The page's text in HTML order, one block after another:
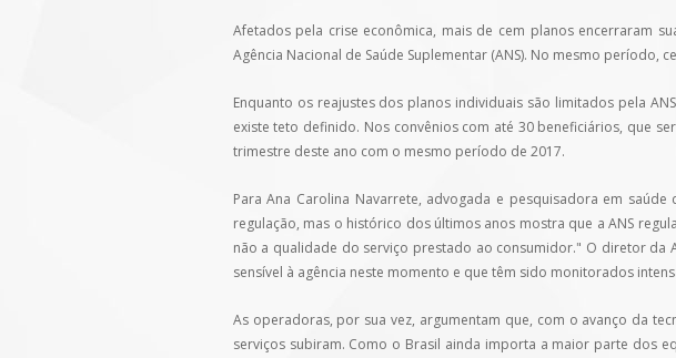
Afetados pela crise econômica, mais de cem planos encerraram
Agência Nacional de Saúde Suplementar (ANS). No mesmo
Enquanto os reajustes dos planos individuais são limitados pela
existe teto definido. Nos convênios com até 30 beneficiários, que
trimestre deste ano com o mesmo período de 2017.
Para Ana Carolina Navarrete, advogada e pesquisadora em
regulação, mas o histórico dos últimos anos mostra que a ANS
não a qualidade do serviço prestado ao consumidor." O diretor da
sensível à agência neste momento e que têm sido monitorados
As operadoras, por sua vez, argumentam que, com o avanço da
serviços subiram. Como o Brasil ainda importa a maior parte dos